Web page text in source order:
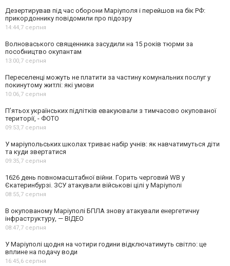
Дезертирував під час оборони Маріуполя і перейшов на бік РФ:
прикордоннику повідомили про підозру
14:44,7 серпня
Волноваського священника засудили на 15 років тюрми за
пособництво окупантам
13:00,7 серпня
Переселенці можуть не платити за частину комунальних послуг у
покинутому житлі: які умови
10:06,7 серпня
П’ятьох українських підлітків евакуювали з тимчасово окупованої
території, - ФОТО
09:53,7 серпня
У маріупольських школах триває набір учнів: як навчатимуться діти
та куди звертатися
09:35,7 серпня
1626 день повномасштабної війни. Горить черговий WB у
Єкатеринбурзі. ЗСУ атакували військові цілі у Маріуполі
08:55,7 серпня
В окупованому Маріуполі БПЛА знову атакували енергетичну
інфраструктуру, — ВІДЕО
08:47,7 серпня
У Маріуполі щодня на чотири години відключатимуть світло: це
вплине на подачу води
16:45,6 серпня